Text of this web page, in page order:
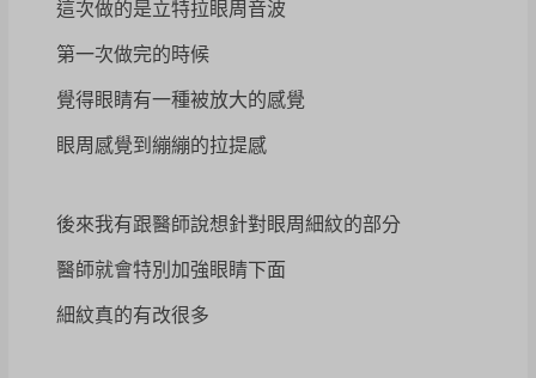
這次做的是立特拉眼周音波
第一次做完的時候
覺得眼睛有一種被放大的感覺
眼周感覺到繃繃的拉提感
後來我有跟醫師說想針對眼周細紋的部分
醫師就會特別加強眼睛下面
細紋真的有改很多